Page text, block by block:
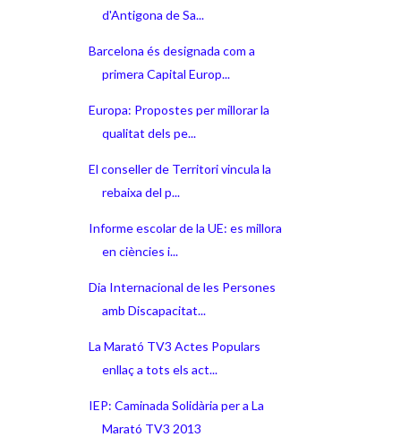
d'Antigona de Sa...
Barcelona és designada com a
primera Capital Europ...
Europa: Propostes per millorar la
qualitat dels pe...
El conseller de Territori vincula la
rebaixa del p...
Informe escolar de la UE: es millora
en ciències i...
Dia Internacional de les Persones
amb Discapacitat...
La Marató TV3 Actes Populars
enllaç a tots els act...
IEP: Caminada Solidària per a La
Marató TV3 2013